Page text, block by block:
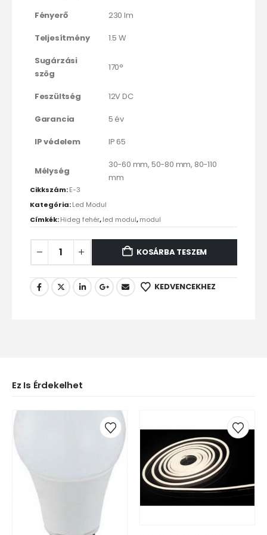
Fényerő
230 lm
Teljesítmény
1.5 W
Sugárzási
szög
170°
Feszültség
12V DC
Garancia
5 év
IP védelem
IP 65
Mélység
30-60 mm, 50-80 mm, 80-110
mm
Cikkszám:E-3
Kategória:Led Modul
Címkék:Hideg fehér,led modul,modul
KOSÁRBA TESZEM
KEDVENCEKHEZ
Ez Is Érdekelhet